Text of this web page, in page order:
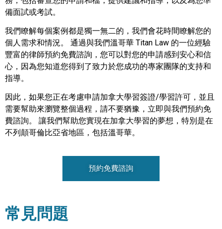
備面試或考試。
我們瞭解每個案例都是獨一無二的，我們會花時間瞭解您的
個人需求和情況。 通過與我們溫哥華 Titan Law 的一位經驗
豐富的律師預約免費諮詢，您可以對您的申請感到安心和信
心，因為您知道您得到了致力於您成功的專家團隊的支持和
指導。
因此，如果您正在考慮申請加拿大學習簽證/學習許可，並且
需要幫助來瀏覽整個過程，請不要猶豫，立即與我們預約免
費諮詢。 讓我們幫助您實現在加拿大學習的夢想，特別是在
不列顛哥倫比亞省地區，包括溫哥華。
預約免費諮詢
常見問題